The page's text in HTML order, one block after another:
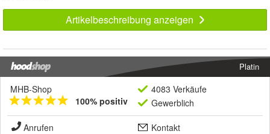
Artikelbeschreibung anzeigen
Platin
MHB-Shop
100% positiv
4083 Verkäufe
Gewerblich
Anrufen
Kontakt